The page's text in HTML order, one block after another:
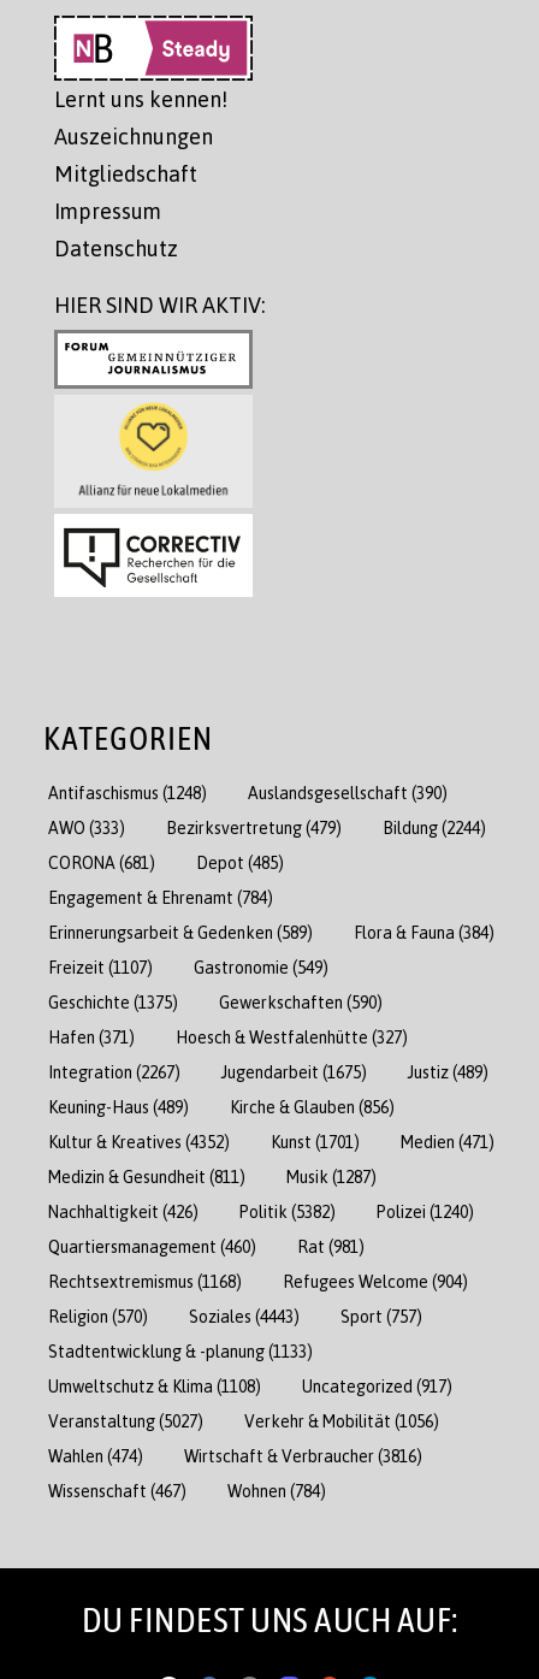
Lernt uns kennen!
Auszeichnungen
Mitgliedschaft
Impressum
Datenschutz
HIER SIND WIR AKTIV:
KATEGORIEN
Antifaschismus (1248) Auslandsgesellschaft (390)
AWO (333) Bezirksvertretung(479) Bildung(2244)
CORONA (681) Depot (485)
Engagement & Ehrenamt (784)
Erinnerungsarbeit & Gedenken (589) Flora & Fauna (384)
Freizeit (1107) Gastronomie (549)
Geschichte (1375) Gewerkschaften (590)
Hafen (371) Hoesch & Westfalenhütte (327)
Integration (2267) Jugendarbeit (1675) Justiz(489)
Keuning-Haus (489) Kirche & Glauben (856)
Kultur & Kreatives (4352) Kunst (1701) Medien (471)
Medizin & Gesundheit (811) Musik (1287)
Nachhaltigkeit (426) Politik (5382) Polizei (1240)
Quartiersmanagement (460) Rat (981)
Rechtsextremismus (1168) Refugees Welcome (904)
Religion (570) Soziales (4443) Sport (757)
Stadtentwicklung & -planung(1133)
Umweltschutz & Klima (1108) Uncategorized (917)
Veranstaltung(5027) Verkehr & Mobilität (1056)
Wahlen (474) Wirtschaft & Verbraucher(3816)
Wissenschaft (467) Wohnen (784)
DU FINDEST UNS AUCH AUF: